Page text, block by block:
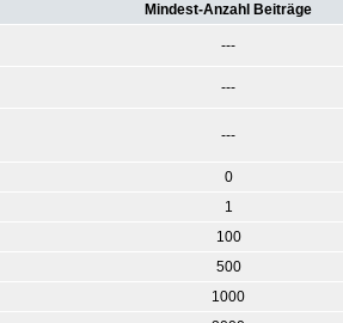
Mindest-Anzahl Beiträge
---
---
---
0
1
100
500
1000